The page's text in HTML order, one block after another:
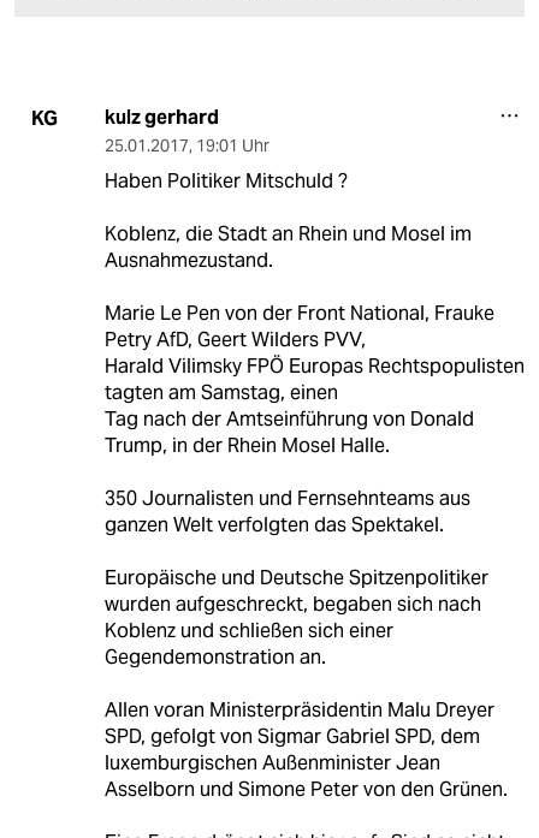
KG kulz gerhard
25.01.2017, 19:01 Uhr
Haben Politiker Mitschuld ?
Koblenz, die Stadt an Rhein und Mosel im
Ausnahmezustand.
Marie Le Pen von der Front National, Frauke
Petry AfD, Geert Wilders PVV,
Harald Vilimsky FPÖ Europas Rechtspopulisten
tagten am Samstag, einen
Tag nach der Amtseinführung von Donald
Trump, in der Rhein Mosel Halle.
350 Journalisten und Fernsehnteams aus
ganzen Welt verfolgten das Spektakel.
Europäische und Deutsche Spitzenpolitiker
wurden aufgeschreckt, begaben sich nach
Koblenz und schließen sich einer
Gegendemonstration an.
Allen voran Ministerpräsidentin Malu Dreyer
SPD, gefolgt von Sigmar Gabriel SPD, dem
luxemburgischen Außenminister Jean
Asselborn und Simone Peter von den Grünen.